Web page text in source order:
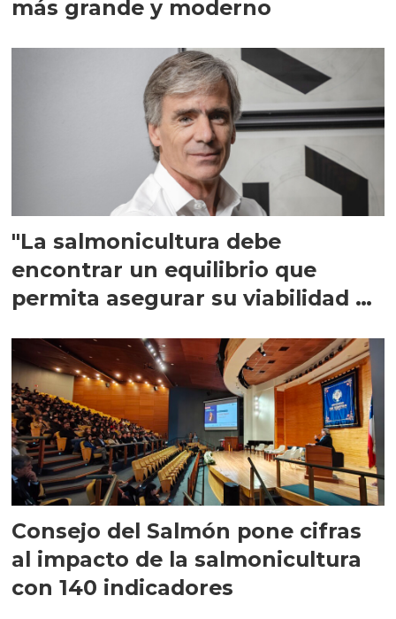
más grande y moderno
"La salmonicultura debe
encontrar un equilibrio que
permita asegurar su viabilidad de
Consejo del Salmón pone cifras
al impacto de la salmonicultura
con 140 indicadores